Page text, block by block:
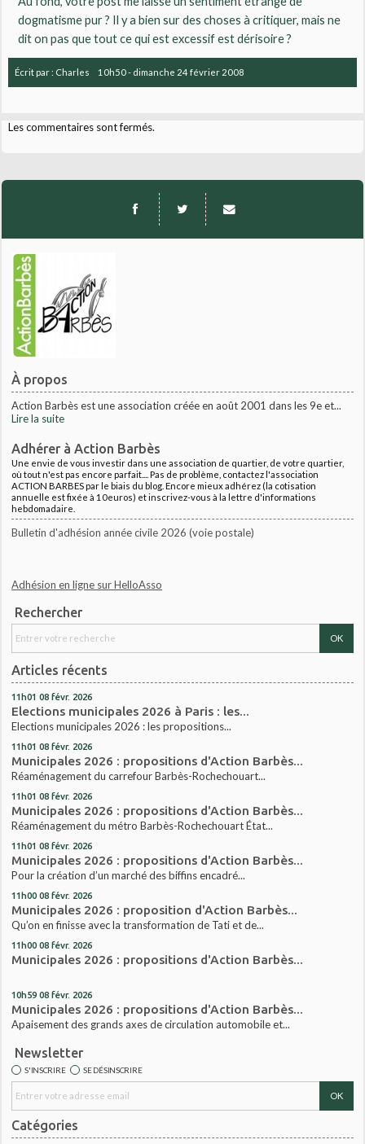
À propos
Action Barbès est une association créée en août 2001 dans les 9e et...
Lire la suite
Adhérer à Action Barbès
Une envie de vous investir dans une association de quartier, de votre quartier,
où tout n'est pas encore parfait.... Pas de problème, contactez l'association
ACTION BARBES par le biais du blog. Encore mieux adhérez (la cotisation
annuelle est fixée à 10euros) et inscrivez-vous à la lettre d'informations
hebdomadaire.
Bulletin d'adhésion année civile 2026 (voie postale)
Adhésion en ligne sur HelloAsso
Rechercher
Articles récents
11h01 08 févr. 2026
Elections municipales 2026 à Paris : les...
Elections municipales 2026 : les propositions...
11h01 08 févr. 2026
Municipales 2026 : propositions d'Action Barbès...
Réaménagement du carrefour Barbès-Rochechouart...
11h01 08 févr. 2026
Municipales 2026 : propositions d'Action Barbès...
Réaménagement du métro Barbès-Rochechouart État...
11h01 08 févr. 2026
Municipales 2026 : propositions d'Action Barbès...
Pour la création d’un marché des biffins encadré...
11h00 08 févr. 2026
Municipales 2026 : proposition d'Action Barbès...
Qu’on en finisse avec la transformation de Tati et de...
11h00 08 févr. 2026
Municipales 2026 : propositions d'Action Barbès...
10h59 08 févr. 2026
Municipales 2026 : propositions d'Action Barbès...
Apaisement des grands axes de circulation automobile et...
Newsletter
S'INSCRIRE SE DÉSINSCRIRE
Catégories
dogmatisme pur ? Il y a bien sur des choses à critiquer, mais ne
dit on pas que tout ce qui est excessif est dérisoire ?
Écrit par : Charles 10h50- dimanche 24février 2008
Les commentaires sont fermés.